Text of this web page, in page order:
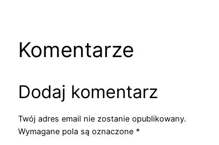
Komentarze
Dodaj komentarz
Twój adres email nie zostanie opublikowany.
Wymagane pola są oznaczone *